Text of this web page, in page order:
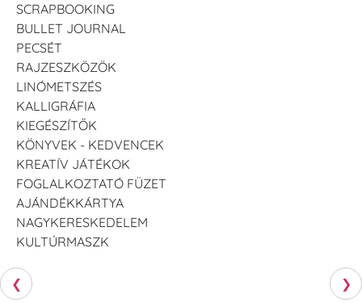
SCRAPBOOKING
BULLET JOURNAL
PECSÉT
RAJZESZKÖZÖK
LINÓMETSZÉS
KALLIGRÁFIA
KIEGÉSZÍTŐK
KÖNYVEK - KEDVENCEK
KREATÍV JÁTÉKOK
FOGLALKOZTATÓ FÜZET
AJÁNDÉKKÁRTYA
NAGYKERESKEDELEM
KULTÚRMASZK
❮ ❯